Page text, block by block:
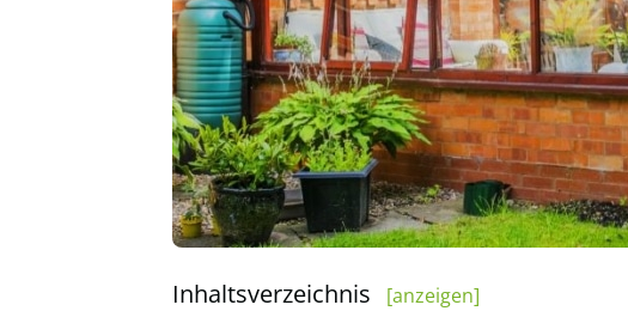
Inhaltsverzeichnis [anzeigen]